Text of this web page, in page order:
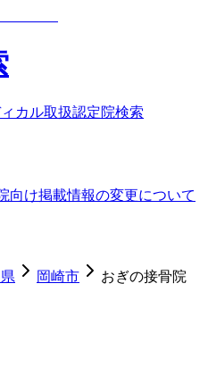
カル取扱認定院検索
向け掲載情報の変更について
岡崎市
おぎの接骨院